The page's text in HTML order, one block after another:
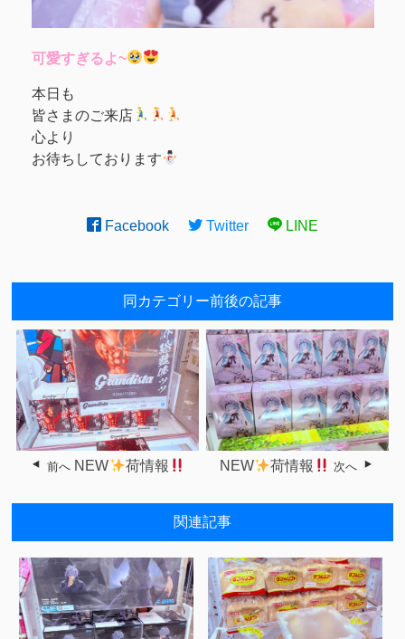
可愛すぎるよ~
本日も
皆さまのご来店
心より
お待ちしております︎
Facebook Twitter LINE
同カテゴリー前後の記事
前へ NEW 荷情報 NEW 荷情報 次へ
関連記事